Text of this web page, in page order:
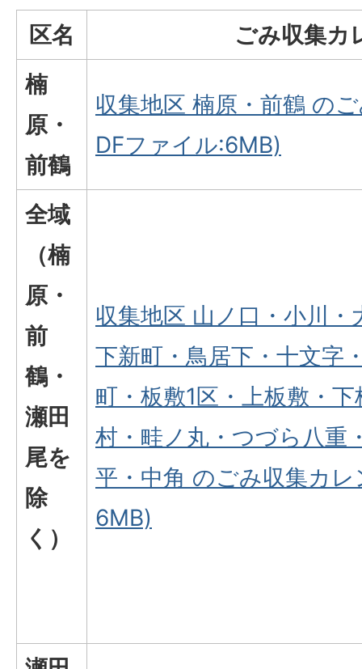
区名
ごみ収集カ
楠
原・
前鶴
収集地区 楠原・前鶴 の
DFファイル:6MB)
全域
（楠
原・
前
鶴・
瀬田
尾を
除
く）
収集地区 山ノ口・小川
下新町・鳥居下・十文字
町・板敷1区・上板敷・
村・畦ノ丸・つづら八重
平・中角 のごみ収集カ
6MB)